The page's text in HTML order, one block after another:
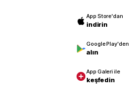
App Store'dan
indirin
Google Play'den
alın
App Galeri ile
keşfedin